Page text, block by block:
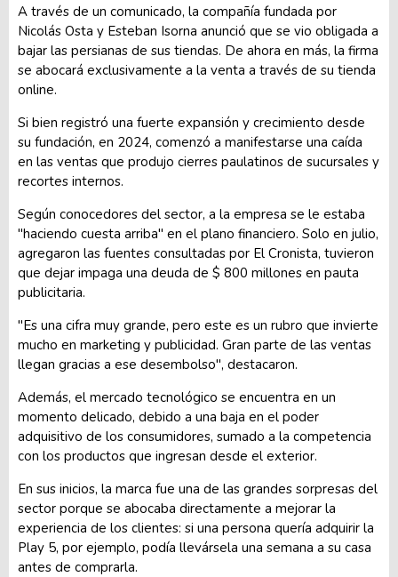
A través de un comunicado, la compañía fundada por
Nicolás Osta y Esteban Isorna anunció que se vio obligada a
bajar las persianas de sus tiendas. De ahora en más, la firma
se abocará exclusivamente a la venta a través de su tienda
online.
Si bien registró una fuerte expansión y crecimiento desde
su fundación, en 2024, comenzó a manifestarse una caída
en las ventas que produjo cierres paulatinos de sucursales y
recortes internos.
Según conocedores del sector, a la empresa se le estaba
"haciendo cuesta arriba" en el plano financiero. Solo en julio,
agregaron las fuentes consultadas por El Cronista, tuvieron
que dejar impaga una deuda de $ 800 millones en pauta
publicitaria.
"Es una cifra muy grande, pero este es un rubro que invierte
mucho en marketing y publicidad. Gran parte de las ventas
llegan gracias a ese desembolso", destacaron.
Además, el mercado tecnológico se encuentra en un
momento delicado, debido a una baja en el poder
adquisitivo de los consumidores, sumado a la competencia
con los productos que ingresan desde el exterior.
En sus inicios, la marca fue una de las grandes sorpresas del
sector porque se abocaba directamente a mejorar la
experiencia de los clientes: si una persona quería adquirir la
Play 5, por ejemplo, podía llevársela una semana a su casa
antes de comprarla.